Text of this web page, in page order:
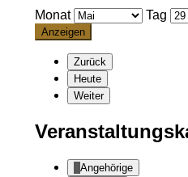
Monat Tag
Zurück
Heute
Weiter
Angehörige